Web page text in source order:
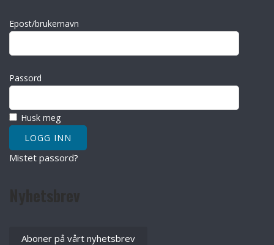
Epost/brukernavn
Passord
Husk meg
Mistet passord?
Aboner på vårt nyhetsbrev